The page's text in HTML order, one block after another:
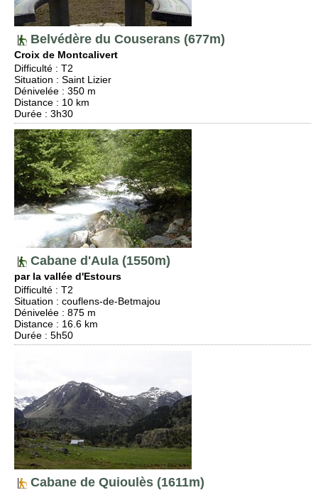
Belvédère du Couserans (677m)
Croix de Montcalivert
Difficulté : T2
Situation : Saint Lizier
Dénivelée : 350 m
Distance : 10 km
Durée : 3h30
Cabane d'Aula (1550m)
par la vallée d'Estours
Difficulté : T2
Situation : couflens-de-Betmajou
Dénivelée : 875 m
Distance : 16.6 km
Durée : 5h50
Cabane de Quioulès (1611m)